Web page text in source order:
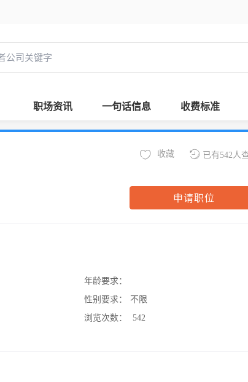
职场资讯 一句话信息 收费标准
已有542人
收藏
申请职位
年龄要求：
性别要求：
不限
浏览次数：
542